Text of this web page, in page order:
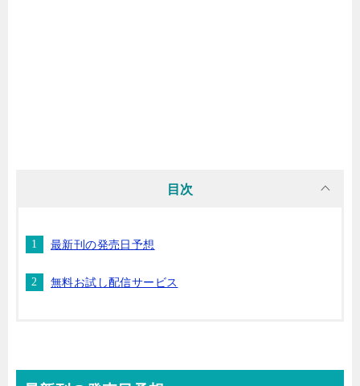
目次
最新刊の発売日予想
無料お試し配信サービス